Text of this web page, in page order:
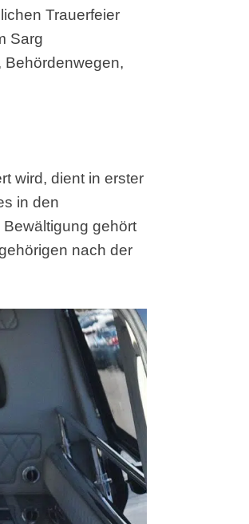
Trauerfeier
Sarg
Behördenwegen,
wird, dient in erster
in den
gehört
nach der